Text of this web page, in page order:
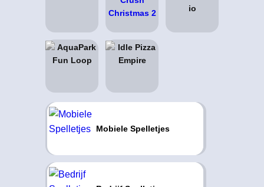
Mobiele Spelletjes